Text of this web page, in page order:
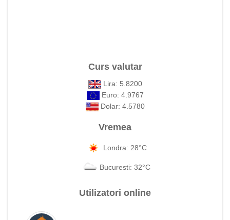
Curs valutar
Lira: 5.8200
Euro: 4.9767
Dolar: 4.5780
Vremea
Londra: 28°C
Bucuresti: 32°C
Utilizatori online